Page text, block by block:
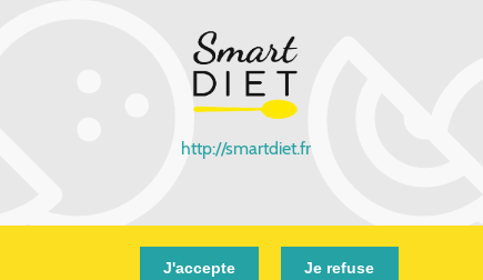
http://smartdiet.fr
J'accepte Je refuse